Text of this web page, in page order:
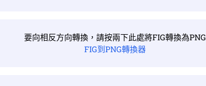
要向相反方向轉換，請按兩下此處將FIG轉換為PNG
FIG到PNG轉換器